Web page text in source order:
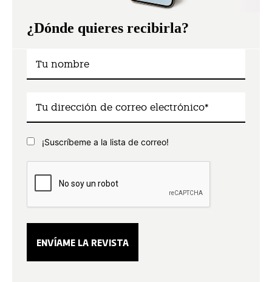
¿Dónde quieres recibirla?
¡Suscríbeme a la lista de correo!